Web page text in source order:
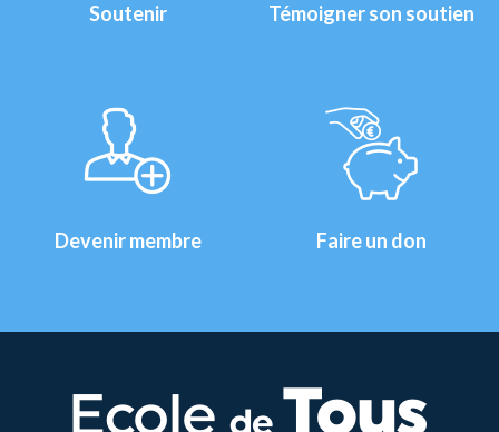
Soutenir Témoigner son soutien
Devenir membre Faire un don